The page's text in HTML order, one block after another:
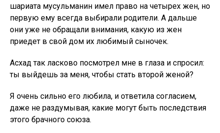
шариата мусульманин имел право на четырех жен, но
первую ему всегда выбирали родители. А дальше
они уже не обращали внимания, какую из жен
приедет в свой дом их любимый сыночек.
Асхад так ласково посмотрел мне в глаза и спросил:
ты выйдешь за меня, чтобы стать второй женой?
Я очень сильно его любила, и ответила согласием,
даже не раздумывая, какие могут быть последствия
этого брачного союза.